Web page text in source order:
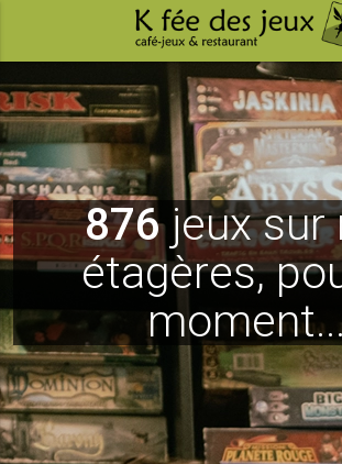
876jeux sur
étagères,